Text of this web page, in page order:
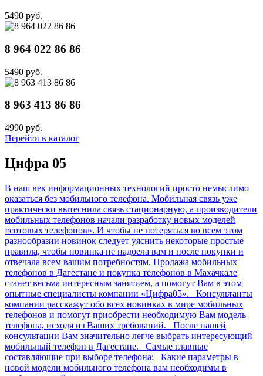
5490 руб.
8 964 022 86 86
5490 руб.
8 963 413 86 86
4990 руб.
Перейти в каталог
Цифра 05
В наш век информационных технологий просто немыслимо
оказаться без мобильного телефона. Мобильная связь уже
практически вытеснила связь стационарную, а производители
мобильных телефонов начали разработку новых моделей
«сотовых телефонов». И чтобы не потеряться во всем этом
разнообразии новинок следует уяснить некоторые простые
правила, чтобы новинка не надоела вам и после покупки и
отвечала всем вашим потребностям. Продажа мобильных
телефонов в Дагестане и покупка телефонов в Махачкале
станет весьма интересным занятием, а помогут Вам в этом
опытные специалисты компании «Цифра05». Консультанты
компании расскажут обо всех новинках в мире мобильных
телефонов и помогут приобрести необходимую Вам модель
телефона, исходя из Ваших требований. После нашей
консультации Вам значительно легче выбрать интересующий
мобильный телефон в Дагестане. Самые главные
составляющие при выборе телефона: Какие параметры в
новой модели мобильного телефона вам необходимы в